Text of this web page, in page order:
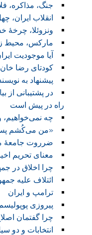
جنگ، مذاکره،
انقلاب ایران،
ونزوئلا،
مارکس، محیط
آیا موجودیت
کودتای رضا خان
پیشنهاد به
در پشتیبانی از
راه در پیش است
چه
«من می‌کُشم
ضرروت جامعهٔ
معنای تحریم
چرا اخلاق در
ائتلاف علیه
ترامپ و ایران
پیروزی
چرا گفتمان
انتخابات و دو